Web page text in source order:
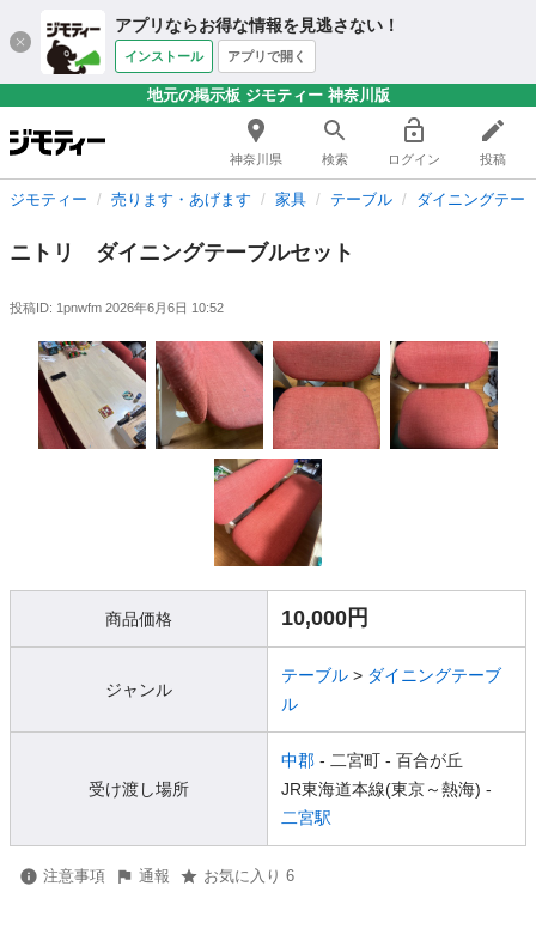
アプリならお得な情報を見逃さない！
インストール アプリで開く
地元の掲示板 ジモティー 神奈川版
神奈川県 検索 ログイン 投稿
ジモティー 売ります・あげます 家具 テーブル ダイニングテー
ニトリ ダイニングテーブルセット
投稿ID: 1pnwfm 2026年6月6日 10:52
商品価格 10,000円
ジャンル
テーブル > ダイニングテーブ
ル
受け渡し場所
中郡 - 二宮町 - 百合が丘
JR東海道本線(東京～熱海) -
二宮駅
注意事項 通報 お気に入り 6